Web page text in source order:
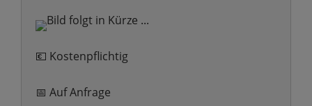
💶 Kostenpflichtig
📅 Auf Anfrage